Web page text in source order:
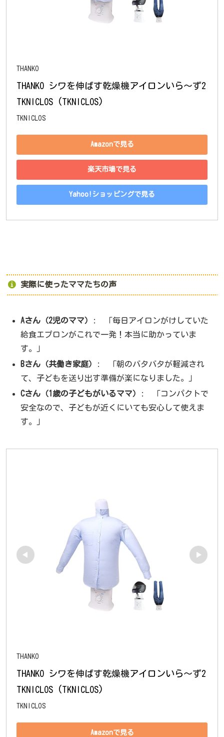
THANKO
THANKO シワを伸ばす乾燥機アイロンいら～ず2
TKNICLOS (TKNICLOS)
TKNICLOS
Amazonで見る
楽天市場で見る
Yahoo!ショッピングで見る
実際に使ったママたちの声
Aさん（2児のママ）
: 「毎日アイロンがけしていた
給食エプロンがこれで一発！本当に助かっていま
す。」
Bさん（共働き家庭）
: 「朝のバタバタが軽減され
て、子どもを送り出す準備が楽になりました。」
Cさん（1歳の子どもがいるママ）
: 「コンパクトで
安全なので、子どもが近くにいても安心して使えま
す。」
THANKO
THANKO シワを伸ばす乾燥機アイロンいら～ず2
TKNICLOS (TKNICLOS)
TKNICLOS
Amazonで見る